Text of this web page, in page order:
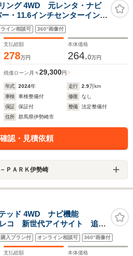
ング 4WD 元レンタ・ナビ
・11.6インチセンターインフ
インフォテイメントシステ
リヤフォグ・ステアリング
ライン相談可 360°画像付
支払総額
278万円
本体価格
264.0万円
残価ローン 月々29,300円
年式 2024年 走行 2.9万km
車検
車検整備付 修復
なし
保証
保証付 整備
法定整備付
住所
群馬県伊勢崎市
認・見積依頼
ＰＡＲＫ伊勢崎
ッド 4WD ナビ機能
コ 新世代アイサイト 追従
ーター シートヒーター X-
ラ パワーシート カーゴス
購入プラン付 オンライン相談可 360°画像付
支払総額 本体価格